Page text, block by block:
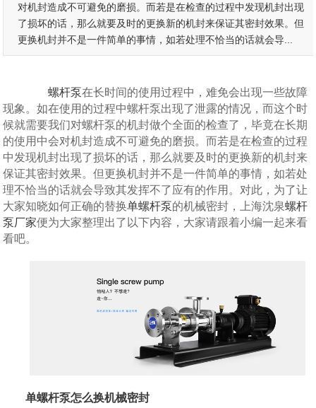
对机封造成不可避免的磨损。而若是在检查的过程中发现机封出现
了损坏的话，那么就要及时的更换新的机封来保证其密封效果。但
更换机封并不是一件简单的事情，如若处理不恰当的话就会导...
螺杆泵在长时间的使用过程中，难免会出现一些故障
现象。如在使用的过程中螺杆泵出现了泄露的情况，而这个时
候就需要我们对螺杆泵的机封做个全面的检查了，毕竟在长期
的使用中会对机封造成不可避免的磨损。而若是在检查的过程
中发现机封出现了损坏的话，那么就要及时的更换新的机封来
保证其密封效果。但更换机封并不是一件简单的事情，如若处
理不恰当的话就会导致其发挥不了应有的作用。对此，为了让
大家知晓如何正确的替换单螺杆泵的机械密封，上海沈泉螺杆
泵厂家便为大家整理出了以下内容，大家请跟着小编一起来看
看吧。
单螺杆泵怎么换机械密封